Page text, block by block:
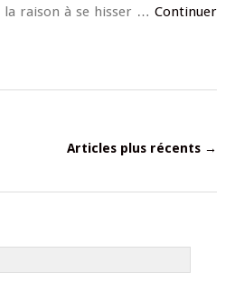
raison à se hisser … Continuer
Articles plus récents →